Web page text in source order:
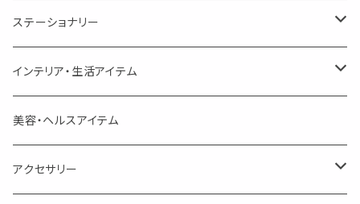
季節のハーブティー
箱入りアソート
プチギフト
精油用ボトル
ポンプ式ボトル
リップ容器
スクリュー容器
美人さんのハーブティー
シングル
ブレンド
クラフト器材・道具
キャリアオイル・ワックス
道具
お香・サシェ・キャンドル
線香
サシェ・香り袋
ディフューザー
アロマオイルウォーマー
ステーショナリー
デザインクリップ
記号（ハート,星,etc）
音楽・楽器
ページオープナー・ワイドクリップ
ポストカード・メッセージカード
インテリア・生活アイテム
オブジェ
キャンドル・お香
美容・ヘルスアイテム
アクセサリー